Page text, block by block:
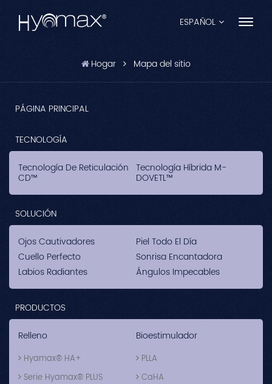
ESPAÑOL
English
Pусский
Português
日本語
中文
Hogar Mapa del sitio
PÁGINA PRINCIPAL
TECNOLOGÍA
Tecnología De Reticulación
CD™
Tecnología Híbrida M-
DOVETL™
SOLUCIÓN
Ojos Cautivadores
Piel Todo El Día
Cuello Perfecto
Sonrisa Encantadora
Labios Radiantes
Ángulos Impecables
PRODUCTOS
Relleno
Hyamax® HA+
Serie Hyamax® PLUS
Bioestimulador
PLLA
CaHA